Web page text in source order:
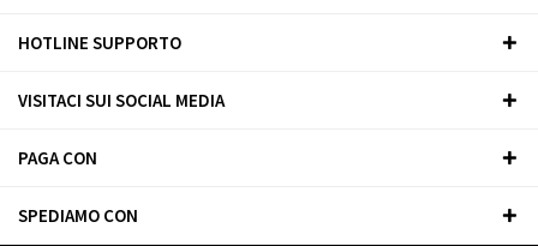
HOTLINE SUPPORTO
VISITACI SUI SOCIAL MEDIA
PAGA CON
SPEDIAMO CON